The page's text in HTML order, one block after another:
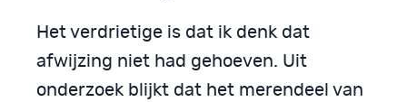
Het verdrietige is dat ik denk dat
afwijzing niet had gehoeven. Uit
onderzoek blijkt dat het merendeel van